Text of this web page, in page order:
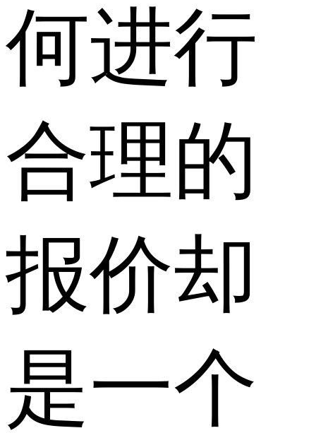
何进行
合理的
报价却
是一个